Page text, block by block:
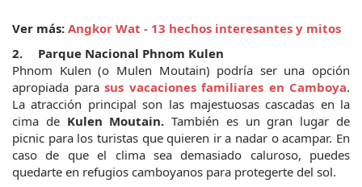
Ver más: Angkor Wat - 13 hechos interesantes y mitos
2.	Parque Nacional Phnom Kulen
Phnom Kulen (o Mulen Moutain) podría ser una opción
apropiada para sus vacaciones familiares en Camboya.
La atracción principal son las majestuosas cascadas en la
cima de Kulen Moutain. También es un gran lugar de
picnic para los turistas que quieren ir a nadar o acampar. En
caso de que el clima sea demasiado caluroso, puedes
quedarte en refugios camboyanos para protegerte del sol.